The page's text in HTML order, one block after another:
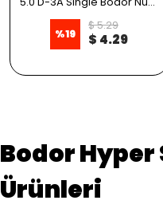
%19
$ 5.29
$ 4.29
Bodor Hyper
Ürünleri